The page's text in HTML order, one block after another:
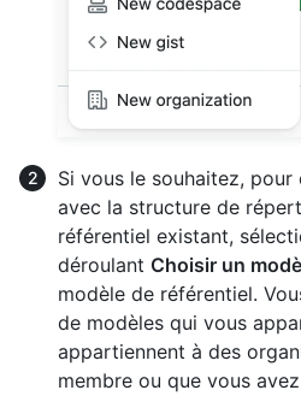
Si vous le souhaitez,
avec la structure de
référentiel existant,
déroulant Choisir un
modèle de référentiel.
de modèles qui vous
appartiennent à des
membre ou que vous